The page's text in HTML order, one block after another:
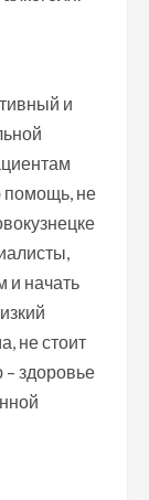
и
помощь, не
и начать
не стоит
здоровье